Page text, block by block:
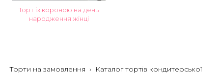
Торт із короною на день
народження жінці
Торти на замовлення › Каталог тортів кондитерської